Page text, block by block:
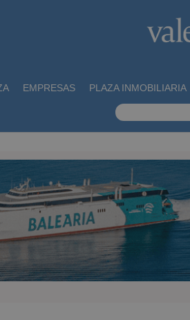
EMPRESAS PLAZA INMOBILIARIA